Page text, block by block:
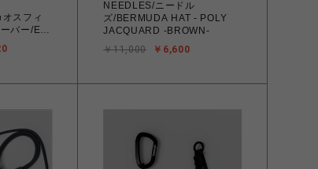
スフィ
バー/EX
NEEDLES/ニードル
ズ/BERMUDA HAT - POLY
JACQUARD -BROWN-
￥6,600
￥11,000